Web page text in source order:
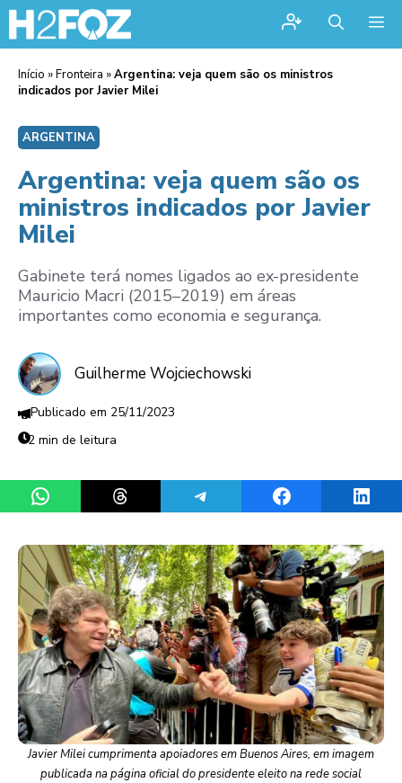
Início »Fronteira »Argentina: veja quem são os ministros
indicados por Javier Milei
ARGENTINA
Argentina: veja quem são os
ministros indicados por Javier
Milei
Gabinete terá nomes ligados ao ex-presidente
Mauricio Macri (2015–2019) em áreas
importantes como economia e segurança.
Guilherme Wojciechowski
25/11/2023
2 min de leitura
Share on WhatsAppShare on ThreadsShare on TelegramShare on Facebook
Javier Milei cumprimenta apoiadores em Buenos Aires, em imagem
publicada na página oficial do presidente eleito na rede social